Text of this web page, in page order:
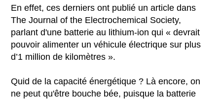
En effet, ces derniers ont publié un article dans
The Journal of the Electrochemical Society,
parlant d'une batterie au lithium-ion qui « devrait
pouvoir alimenter un véhicule électrique sur plus
d’1 million de kilomètres ».
Quid de la capacité énergétique ? Là encore, on
ne peut qu'être bouche bée, puisque la batterie